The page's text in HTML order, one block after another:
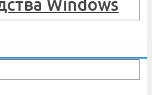
Windows